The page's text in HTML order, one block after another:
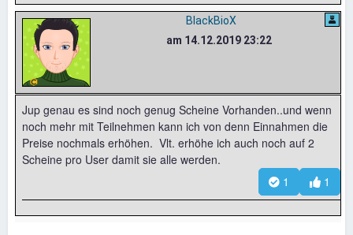
BlackBioX
am 14.12.2019 23:22
Jup genau es sind noch genug Scheine Vorhanden..und wenn
noch mehr mit Teilnehmen kann ich von denn Einnahmen die
Preise nochmals erhöhen. Vlt. erhöhe ich auch noch auf 2
Scheine pro User damit sie alle werden.
1
1